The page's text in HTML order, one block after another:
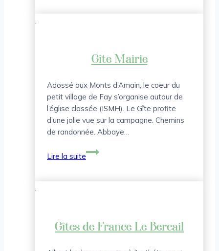
Gîte Mairie
Adossé aux Monts d’Amain, le coeur du
petit village de Fay s’organise autour de
l’église classée (ISMH). Le Gîte profite
d’une jolie vue sur la campagne. Chemins
de randonnée. Abbaye…
Lire la suite
Gîte
Mairie
Gîtes de France Le Bercail